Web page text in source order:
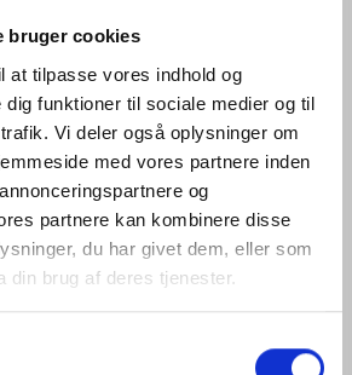
bruger cookies
at tilpasse vores indhold og
dig funktioner til sociale medier og til
Vi deler også oplysninger om
med vores partnere inden
og
partnere kan kombinere disse
du har givet dem, eller som
din brug af deres tjenester.
SOLUTION REFILL 16
View products